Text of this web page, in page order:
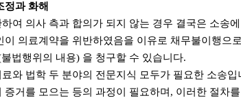
정과 화해
여 의사 측과 합의가 되지 않는 경우 결국은 소송
이 의료계약을 위반하였음을 이유로 채무불이행으
법행위의 내용) 을 청구할 수 있습니다.
와 법학 두 분야의 전문지식 모두가 필요한 소송
증거를 모으는 등의 과정이 필요하며, 이러한 절차